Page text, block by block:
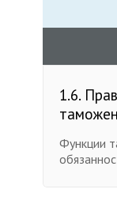
1.6.
Функции